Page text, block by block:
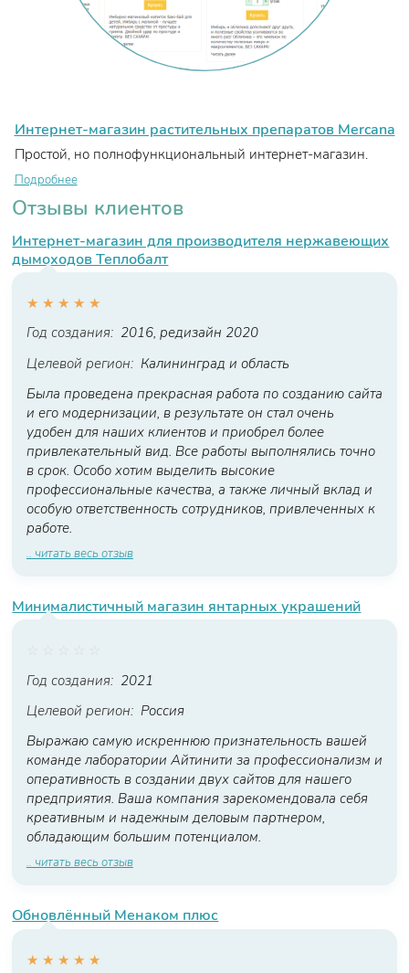
Интернет-магазин растительных препаратов Mercana
Простой, но полнофункциональный интернет-магазин.
Подробнее
Отзывы клиентов
Интернет-магазин для производителя нержавеющих
дымоходов Теплобалт
★ ★ ★ ★ ★
Год создания: 2016, редизайн 2020
Целевой регион: Калининград и область
Была проведена прекрасная работа по созданию сайта
и его модернизации, в результате он стал очень
удобен для наших клиентов и приобрел более
привлекательный вид. Все работы выполнялись точно
в срок. Особо хотим выделить высокие
профессиональные качества, а также личный вклад и
особую ответственность сотрудников, привлеченных к
работе.
.. читать весь отзыв
Минималистичный магазин янтарных украшений
Год создания: 2021
Целевой регион: Россия
Выражаю самую искреннюю признательность вашей
команде лаборатории Айтинити за профессионализм и
оперативность в создании двух сайтов для нашего
предприятия. Ваша компания зарекомендовала себя
креативным и надежным деловым партнером,
обладающим большим потенциалом.
.. читать весь отзыв
Обновлённый Менаком плюс
★ ★ ★ ★ ★